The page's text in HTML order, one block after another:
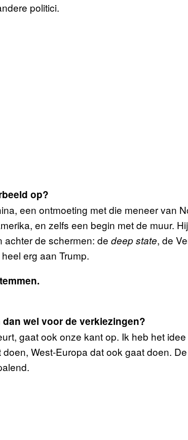
politici.
op?
een ontmoeting met die meneer van
en zelfs een begin met de muur.
de schermen: de deep state, de
erg aan Trump.
wel voor de verkiezingen?
gaat ook onze kant op. Ik heb het
West-Europa dat ook gaat doen.